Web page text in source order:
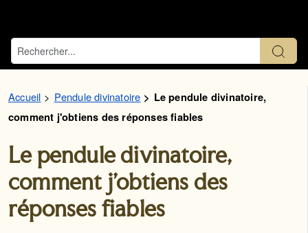
Accueil Pendule divinatoire
Le pendule divinatoire,
comment j'obtiens des réponses fiables
Le pendule divinatoire,
comment j'obtiens des
réponses fiables